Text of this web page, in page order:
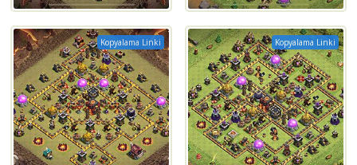
Kopyalama Linki Kopyalama Linki